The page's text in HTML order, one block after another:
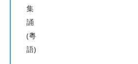
集
誦
(粵
語)